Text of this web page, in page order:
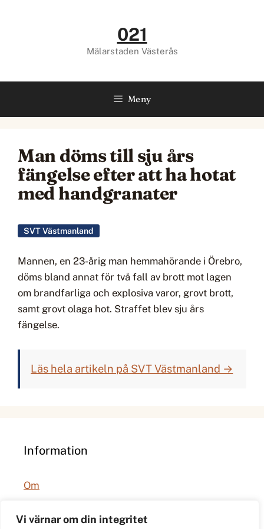
Vi värnar om din integritet
021
Mälarstaden Västerås
Meny
Man döms till sju års
fängelse efter att ha hotat
med handgranater
SVT Västmanland
Mannen, en 23-årig man hemmahörande i Örebro,
döms bland annat för två fall av brott mot lagen
om brandfarliga och explosiva varor, grovt brott,
samt grovt olaga hot. Straffet blev sju års
fängelse.
Läs hela artikeln på SVT Västmanland →
Information
Om